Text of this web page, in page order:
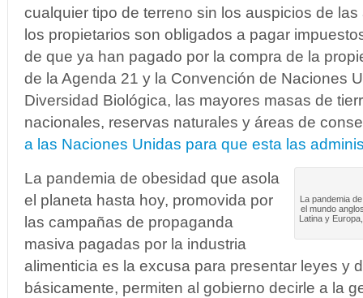
cualquier tipo de terreno sin los auspicios de
los propietarios son obligados a pagar
de que ya han pagado por la compra de la
de la Agenda 21 y la Convención de Naciones
Diversidad Biológica, las mayores masas de
nacionales, reservas naturales y áreas de
a las Naciones Unidas para que esta las
La pandemia
el mundo
Latina y
La pandemia de obesidad que asola
el planeta hasta hoy, promovida por
las campañas de propaganda
masiva pagadas por la industria
alimenticia es la excusa para presentar leyes y
básicamente, permiten al gobierno decirle a la